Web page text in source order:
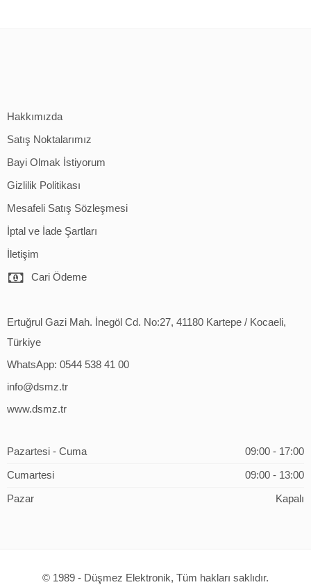
Hakkımızda
Satış Noktalarımız
Bayi Olmak İstiyorum
Gizlilik Politikası
Mesafeli Satış Sözleşmesi
İptal ve İade Şartları
İletişim
Cari Ödeme
Ertuğrul Gazi Mah. İnegöl Cd. No:27, 41180 Kartepe / Kocaeli,
Türkiye
WhatsApp: 0544 538 41 00
info@dsmz.tr
www.dsmz.tr
Pazartesi - Cuma 09:00 - 17:00
Cumartesi 09:00 - 13:00
Pazar Kapalı
© 1989 - Düşmez Elektronik, Tüm hakları saklıdır.